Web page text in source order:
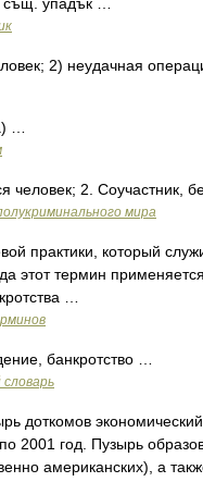
2) неудачная
…
человек; 2. Соучастник,
мира
практики, который
этот термин
…
банкротство …
доткомов
2001 год. Пузырь
американских), а